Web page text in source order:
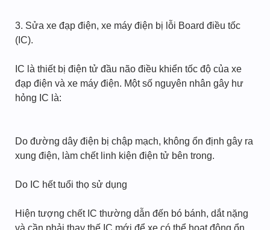
3. Sửa xe đạp điện, xe máy điện bị lỗi Board điều tốc
(IC).
IC là thiết bị điện tử đầu não điều khiển tốc độ của xe
đạp điện và xe máy điện. Một số nguyên nhân gây hư
hỏng IC là:
Do đường dây điện bị chập mạch, không ổn định gây ra
xung điện, làm chết linh kiện điện tử bên trong.
Do IC hết tuổi thọ sử dụng
Hiện tượng chết IC thường dẫn đến bó bánh, dắt nặng
và cần phải thay thế IC mới để xe có thể hoạt động ổn